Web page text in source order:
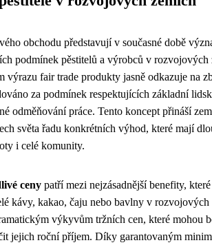
obchodu představují v současné době
podmínek pěstitelů a výrobců v rozvojových
výrazu fair trade produkty jasně odkazuje na
za podmínek respektujících základní
odměňování práce. Tento koncept přináší
světa řadu konkrétních výhod, které mají
i celé komunity.
ceny patří mezi nejzásadnější benefity,
kávy, kakao, čaju nebo bavlny v
výkyvům tržních cen, které mohou
jejich roční příjem. Díky garantovaným